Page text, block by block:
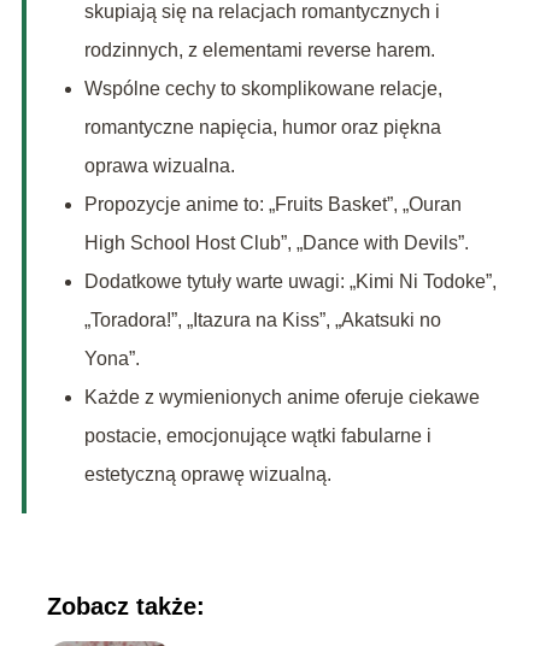
skupiają się na relacjach romantycznych i
rodzinnych, z elementami reverse harem.
Wspólne cechy to skomplikowane relacje,
romantyczne napięcia, humor oraz piękna
oprawa wizualna.
Propozycje anime to: „Fruits Basket”, „Ouran
High School Host Club”, „Dance with Devils”.
Dodatkowe tytuły warte uwagi: „Kimi Ni Todoke”,
„Toradora!”, „Itazura na Kiss”, „Akatsuki no
Yona”.
Każde z wymienionych anime oferuje ciekawe
postacie, emocjonujące wątki fabularne i
estetyczną oprawę wizualną.
Zobacz także: